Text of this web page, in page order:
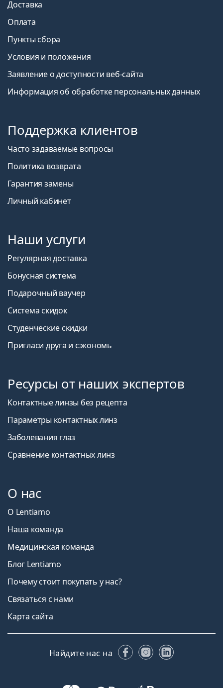
Доставка
Оплата
Пункты сбора
Условия и положения
Заявление о доступности веб-сайта
Информация об обработке персональных данных
Поддержка клиентов
Часто задаваемые вопросы
Политика возврата
Гарантия замены
Личный кабинет
Наши услуги
Регулярная доставка
Бонусная система
Подарочный ваучер
Система скидок
Студенческие скидки
Пригласи друга и сэкономь
Ресурсы от наших экспертов
Контактные линзы без рецепта
Параметры контактных линз
Заболевания глаз
Сравнение контактных линз
О нас
О Lentiamo
Наша команда
Медицинская команда
Блог Lentiamo
Почему стоит покупать у нас?
Связаться с нами
Карта сайта
Найдите нас на FacebookInstagram
LinkedIn